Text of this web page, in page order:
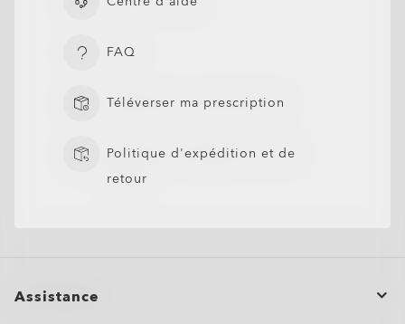
FAQ
Téléverser ma prescription
Politique d'expédition et de
retour
Assistance